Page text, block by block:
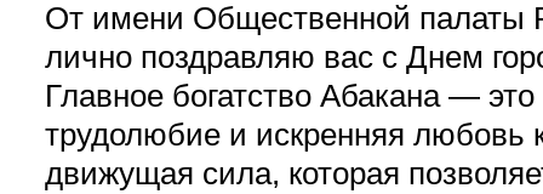
От имени Общественной палаты
лично поздравляю вас с Днем
Главное богатство Абакана —
трудолюбие и искренняя любовь
движущая сила, которая